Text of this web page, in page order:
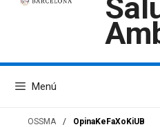
Menú
OSSMA / OpinaKeFaXoKiUB